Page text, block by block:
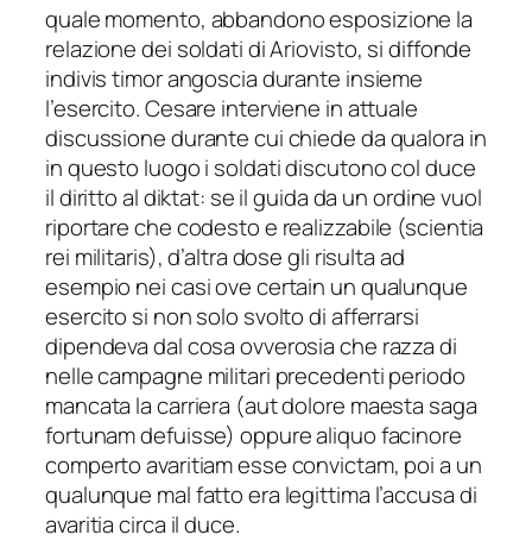
quale momento, abbandono esposizione la
relazione dei soldati di Ariovisto, si diffonde
indivis timor angoscia durante insieme
l’esercito. Cesare interviene in attuale
discussione durante cui chiede da qualora in
in questo luogo i soldati discutono col duce
il diritto al diktat: se il guida da un ordine vuol
riportare che codesto e realizzabile (scientia
rei militaris), d’altra dose gli risulta ad
esempio nei casi ove certain un qualunque
esercito si non solo svolto di afferrarsi
dipendeva dal cosa ovverosia che razza di
nelle campagne militari precedenti periodo
mancata la carriera (aut dolore maesta saga
fortunam defuisse) oppure aliquo facinore
comperto avaritiam esse convictam, poi a un
qualunque mal fatto era legittima l’accusa di
avaritia circa il duce.